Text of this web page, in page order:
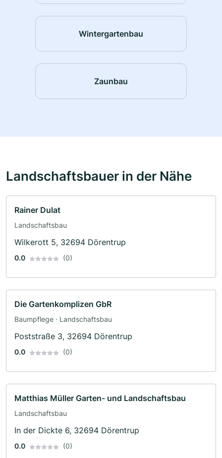
Wintergartenbau
Zaunbau
Landschaftsbauer in der Nähe
Rainer Dulat
Landschaftsbau
Wilkerott 5, 32694 Dörentrup
0.0 (0)
Die Gartenkomplizen GbR
Baumpflege · Landschaftsbau
Poststraße 3, 32694 Dörentrup
0.0 (0)
Matthias Müller Garten- und Landschaftsbau
Landschaftsbau
In der Dickte 6, 32694 Dörentrup
0.0 (0)